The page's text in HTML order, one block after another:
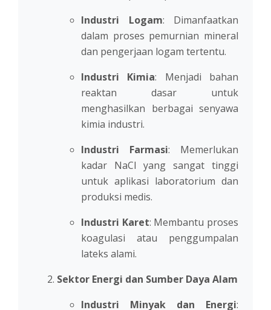
Industri Logam: Dimanfaatkan
dalam proses pemurnian mineral
dan pengerjaan logam tertentu.
Industri Kimia: Menjadi bahan
reaktan dasar untuk
menghasilkan berbagai senyawa
kimia industri.
Industri Farmasi: Memerlukan
kadar NaCl yang sangat tinggi
untuk aplikasi laboratorium dan
produksi medis.
Industri Karet: Membantu proses
koagulasi atau penggumpalan
lateks alami.
Sektor Energi dan Sumber Daya Alam
Industri Minyak dan Energi: